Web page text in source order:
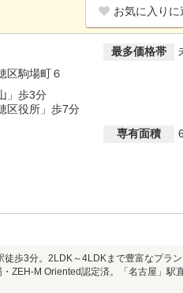
お気に入りに
最多価格帯
区駒場町６
」歩3分
区役所」歩7分
専有面積
徒歩3分。2LDK～4LDKまで豊富なプラ
ZEH-M Oriented認定済。「名古屋」駅